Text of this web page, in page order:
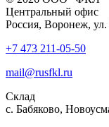
Центральный офис
Россия, Воронеж,
+7 473 211-05-50
mail@rusfkl.ru
Склад
с. Бабяково,